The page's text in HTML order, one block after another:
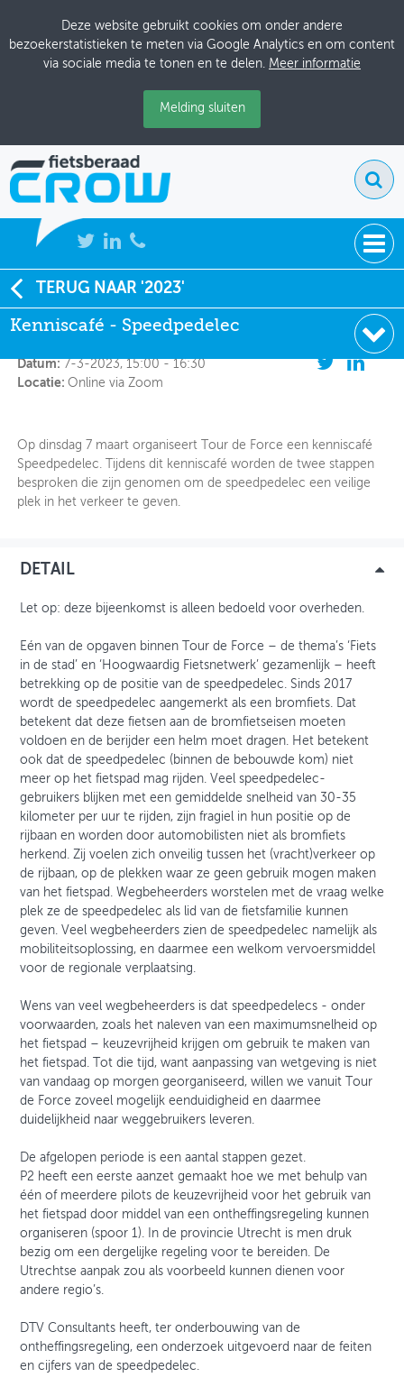
Deze website gebruikt cookies om onder andere
bezoekerstatistieken te meten via Google Analytics en om content
via sociale media te tonen en te delen. Meer informatie
Melding sluiten
NIEUWS
BIJEENKOMSTEN
KENNISBANK
OVER FIETSBERAAD
THEMASITES
TERUG NAAR '2023'
Kenniscafé - Speedpedelec
Kenniscafé - Speedpedelec
Datum: 7-3-2023, 15:00 - 16:30
Locatie: Online via Zoom
Op dinsdag 7 maart organiseert Tour de Force een kenniscafé
Speedpedelec. Tijdens dit kenniscafé worden de twee stappen
besproken die zijn genomen om de speedpedelec een veilige
plek in het verkeer te geven.
DETAIL
Let op: deze bijeenkomst is alleen bedoeld voor overheden.
Eén van de opgaven binnen Tour de Force – de thema’s ‘Fiets
in de stad’ en ‘Hoogwaardig Fietsnetwerk’ gezamenlijk – heeft
betrekking op de positie van de speedpedelec. Sinds 2017
wordt de speedpedelec aangemerkt als een bromfiets. Dat
betekent dat deze fietsen aan de bromfietseisen moeten
voldoen en de berijder een helm moet dragen. Het betekent
ook dat de speedpedelec (binnen de bebouwde kom) niet
meer op het fietspad mag rijden. Veel speedpedelec-
gebruikers blijken met een gemiddelde snelheid van 30-35
kilometer per uur te rijden, zijn fragiel in hun positie op de
rijbaan en worden door automobilisten niet als bromfiets
herkend. Zij voelen zich onveilig tussen het (vracht)verkeer op
de rijbaan, op de plekken waar ze geen gebruik mogen maken
van het fietspad. Wegbeheerders worstelen met de vraag welke
plek ze de speedpedelec als lid van de fietsfamilie kunnen
geven. Veel wegbeheerders zien de speedpedelec namelijk als
mobiliteitsoplossing, en daarmee een welkom vervoersmiddel
voor de regionale verplaatsing.
Wens van veel wegbeheerders is dat speedpedelecs - onder
voorwaarden, zoals het naleven van een maximumsnelheid op
het fietspad – keuzevrijheid krijgen om gebruik te maken van
het fietspad. Tot die tijd, want aanpassing van wetgeving is niet
van vandaag op morgen georganiseerd, willen we vanuit Tour
de Force zoveel mogelijk eenduidigheid en daarmee
duidelijkheid naar weggebruikers leveren.
De afgelopen periode is een aantal stappen gezet.
P2 heeft een eerste aanzet gemaakt hoe we met behulp van
één of meerdere pilots de keuzevrijheid voor het gebruik van
het fietspad door middel van een ontheffingsregeling kunnen
organiseren (spoor 1). In de provincie Utrecht is men druk
bezig om een dergelijke regeling voor te bereiden. De
Utrechtse aanpak zou als voorbeeld kunnen dienen voor
andere regio’s.
DTV Consultants heeft, ter onderbouwing van de
ontheffingsregeling, een onderzoek uitgevoerd naar de feiten
en cijfers van de speedpedelec.